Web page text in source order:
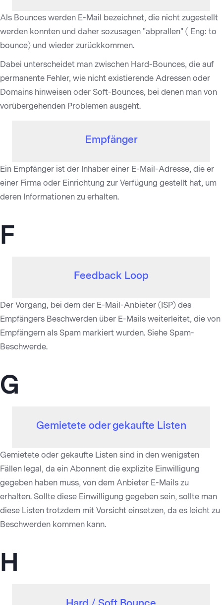
Als Bounces werden E-Mail bezeichnet, die nicht zugestellt
werden konnten und daher sozusagen "abprallen" ( Eng: to
bounce) und wieder zurückkommen.
Dabei unterscheidet man zwischen Hard-Bounces, die auf
permanente Fehler, wie nicht existierende Adressen oder
Domains hinweisen oder Soft-Bounces, bei denen man von
vorübergehenden Problemen ausgeht.
Empfänger
Ein Empfänger ist der Inhaber einer E-Mail-Adresse, die er
einer Firma oder Einrichtung zur Verfügung gestellt hat, um
deren Informationen zu erhalten.
F
Feedback Loop
Der Vorgang, bei dem der E-Mail-Anbieter (ISP) des
Empfängers Beschwerden über E-Mails weiterleitet, die von
Empfängern als Spam markiert wurden. Siehe Spam-
Beschwerde.
G
Gemietete oder gekaufte Listen
Gemietete oder gekaufte Listen sind in den wenigsten
Fällen legal, da ein Abonnent die explizite Einwilligung
gegeben haben muss, von dem Anbieter E-Mails zu
erhalten. Sollte diese Einwilligung gegeben sein, sollte man
diese Listen trotzdem mit Vorsicht einsetzen, da es leicht zu
Beschwerden kommen kann.
H